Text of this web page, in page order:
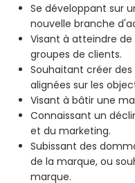
Se développant sur
nouvelle branche
Visant à atteindre
groupes de clients.
Souhaitant créer
alignées sur les
Visant à bâtir une
Connaissant un
et du marketing.
Subissant des
de la marque, ou
marque.